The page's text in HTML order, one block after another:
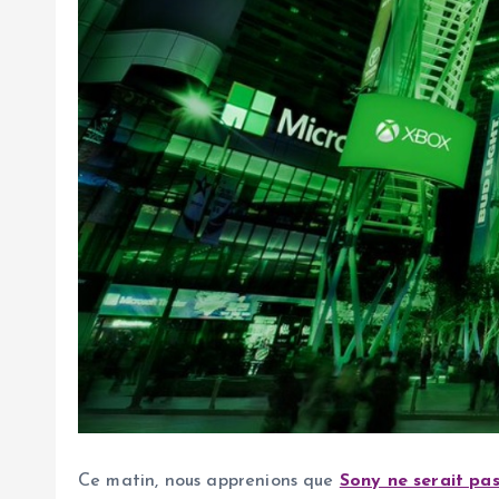
Ce matin, nous apprenions que Sony ne serait